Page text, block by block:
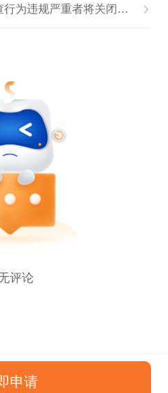
敦煌网开展电子烟产品自查行为违规严重者将关闭账户
评论
申请